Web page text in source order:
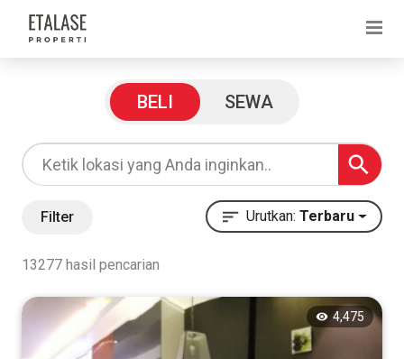
BELI SEWA
Filter Pencarian
Harga
Filter Urutkan: Terbaru
13277 hasil pencarian
4,475